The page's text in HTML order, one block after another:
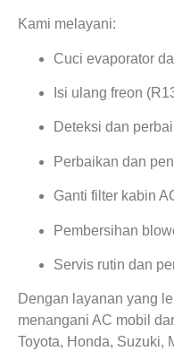
Kami melayani:
Cuci evaporator
Isi ulang freon
Deteksi dan
Perbaikan dan
Ganti filter kabin
Pembersihan
Servis rutin dan
Dengan layanan yang
menangani AC mobil
Toyota, Honda, Suzuki,